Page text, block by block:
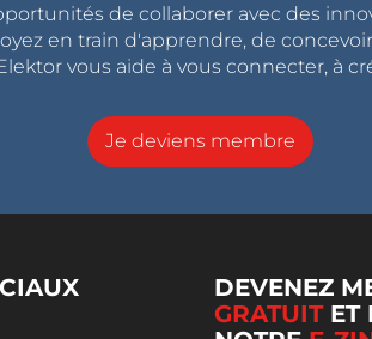
de collaborer avec des
en train d'apprendre, de
vous aide à vous connecter, à
Je deviens membre
DEVENEZ
GRATUITET